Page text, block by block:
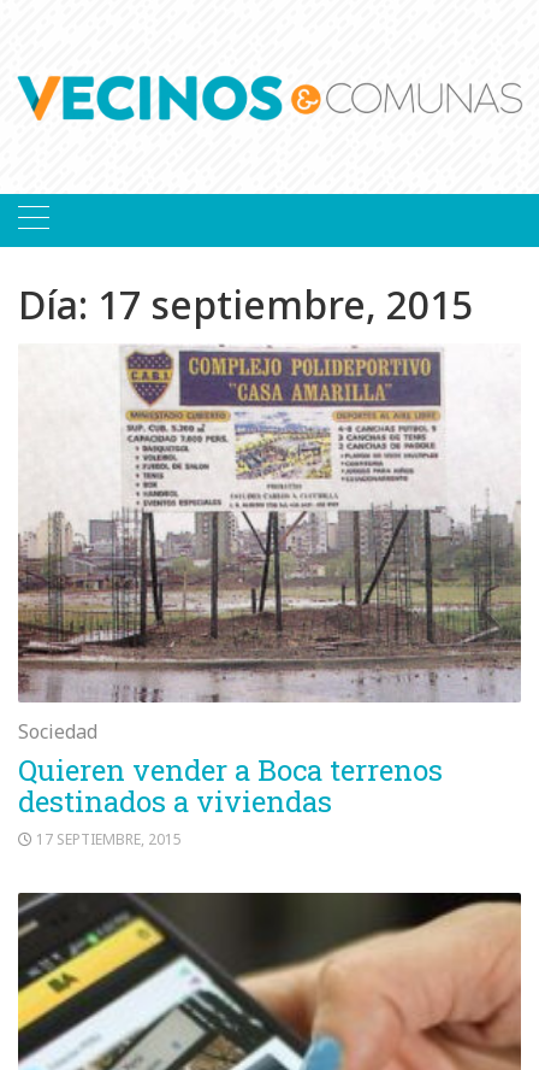
Día: 17 septiembre, 2015
Sociedad
Quieren vender a Boca terrenos
destinados a viviendas
17 SEPTIEMBRE, 2015